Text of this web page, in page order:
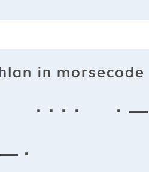
in morsecode
· · · · · —
·